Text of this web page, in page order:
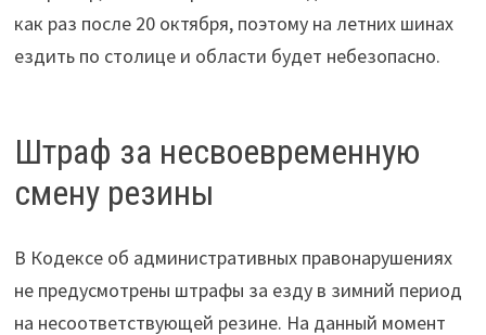
как раз после 20 октября, поэтому на летних шинах
ездить по столице и области будет небезопасно.
Штраф за несвоевременную
смену резины
В Кодексе об административных правонарушениях
не предусмотрены штрафы за езду в зимний период
на несоответствующей резине. На данный момент